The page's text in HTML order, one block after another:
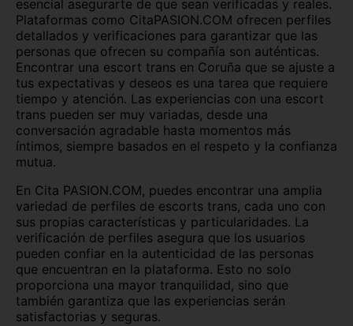
Melilla Murcia
Navarra Ourense
Palencia Pontevedra
Salamanca Segovia
Sevilla Soria
Teruel Toledo
Valencia Valladolid
Vizcaya Zamora
Zaragoza
esencial asegurarte de que sean verificadas y reales.
Plataformas como CitaPASION.COM ofrecen perfiles
detallados y verificaciones para garantizar que las
personas que ofrecen su compañía son auténticas.
Encontrar una escort trans en Coruña que se ajuste a
tus expectativas y deseos es una tarea que requiere
tiempo y atención. Las experiencias con una escort
trans pueden ser muy variadas, desde una
conversación agradable hasta momentos más
íntimos, siempre basados en el respeto y la confianza
mutua.
En Cita PASION.COM, puedes encontrar una amplia
variedad de perfiles de escorts trans, cada uno con
sus propias características y particularidades. La
verificación de perfiles asegura que los usuarios
pueden confiar en la autenticidad de las personas
que encuentran en la plataforma. Esto no solo
proporciona una mayor tranquilidad, sino que
también garantiza que las experiencias serán
satisfactorias y seguras.